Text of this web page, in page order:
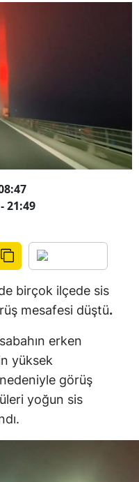
21:49
birçok ilçede sis
mesafesi düştü.
erken
yüksek
görüş
yoğun sis